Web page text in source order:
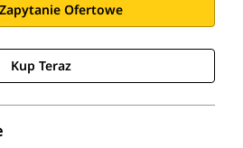
Ofertowe
Kup Teraz